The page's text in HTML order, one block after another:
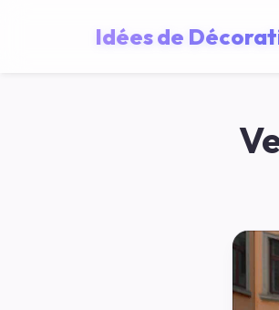
Idées de